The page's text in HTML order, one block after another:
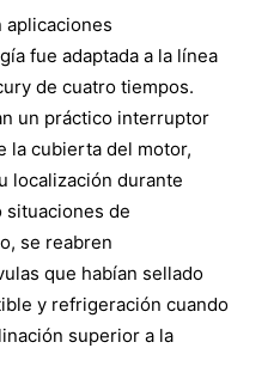
aplicaciones
fue adaptada a la línea
de cuatro tiempos.
un práctico interruptor
la cubierta del motor,
localización durante
situaciones de
se reabren
que habían sellado
y refrigeración cuando
superior a la